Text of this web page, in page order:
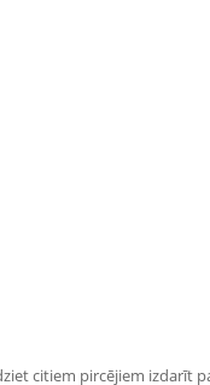
citiem pircējiem izdarīt